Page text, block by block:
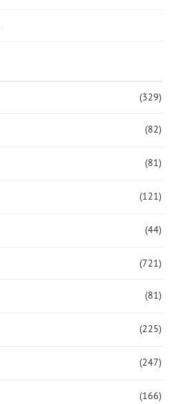
(329)
(82)
(81)
(121)
(44)
(721)
(81)
(225)
(247)
(166)